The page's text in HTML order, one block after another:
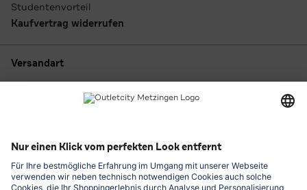
Studentenvorteil
Kaufvertrag widerrufen
Versandart